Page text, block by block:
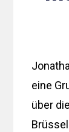
eine
über